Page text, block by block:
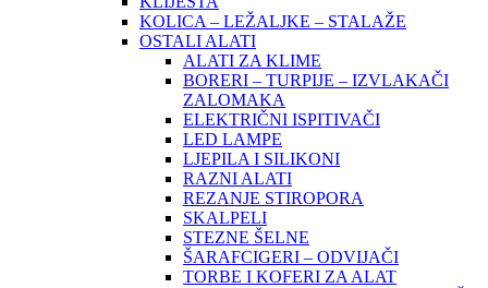
KOLICA – LEŽALJKE – STALAŽE
OSTALI ALATI
ALATI ZA KLIME
BORERI – TURPIJE – IZVLAKAČI
ZALOMAKA
ELEKTRIČNI ISPITIVAČI
LED LAMPE
LJEPILA I SILIKONI
RAZNI ALATI
REZANJE STIROPORA
SKALPELI
STEZNE ŠELNE
ŠARAFCIGERI – ODVIJAČI
TORBE I KOFERI ZA ALAT